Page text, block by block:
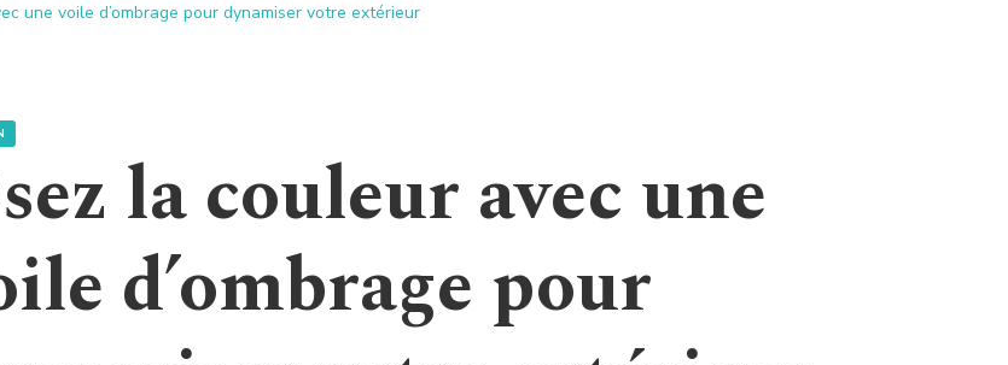
une voile d’ombrage pour dynamiser votre extérieur
la couleur avec une
d’ombrage pour